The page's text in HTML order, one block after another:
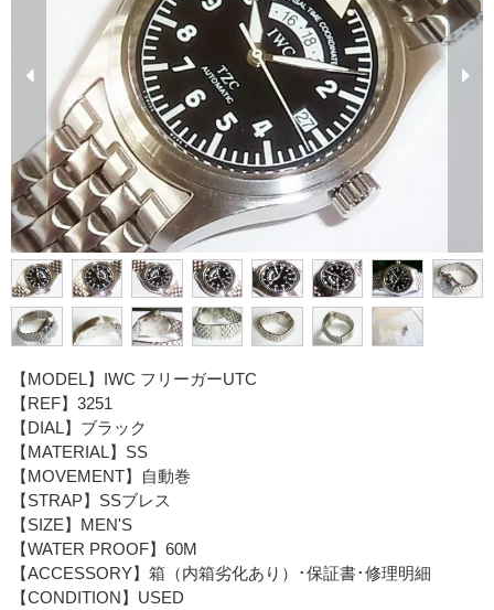
【MODEL】IWC フリーガーUTC
【REF】3251
【DIAL】ブラック
【MATERIAL】SS
【MOVEMENT】自動巻
【STRAP】SSブレス
【SIZE】MEN'S
【WATER PROOF】60M
【ACCESSORY】箱（内箱劣化あり）･保証書･修理明細
【CONDITION】USED